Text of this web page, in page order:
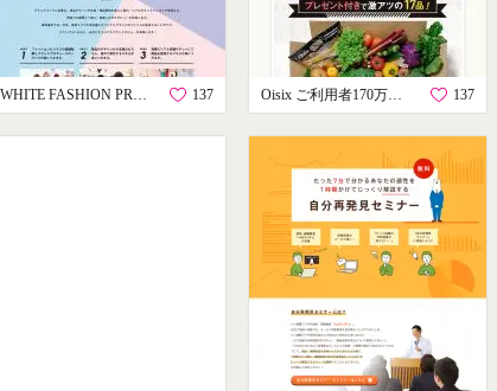
WHITE FASHION PROJECT 137 Oisix ご利用者170万人突破キャンペーン 137